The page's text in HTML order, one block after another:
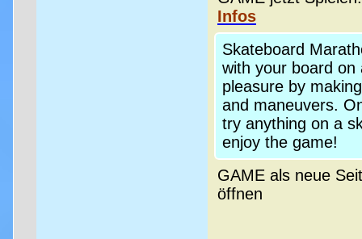
Infos
Skateboard
with your board
pleasure by
and maneuvers.
try anything on a
enjoy the game!
GAME als neue
öffnen